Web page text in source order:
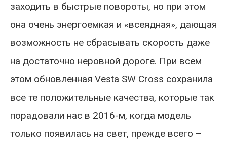
заходить в быстрые повороты, но при этом
она очень энергоемкая и «всеядная», дающая
возможность не сбрасывать скорость даже
на достаточно неровной дороге. При всем
этом обновленная Vesta SW Cross сохранила
все те положительные качества, которые так
порадовали нас в 2016-м, когда модель
только появилась на свет, прежде всего –